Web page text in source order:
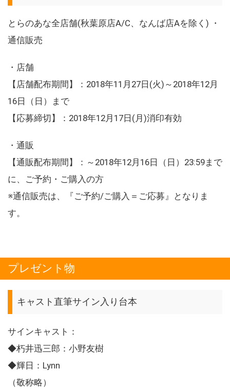
とらのあな全店舗(秋葉原店A/C、なんば店Aを除く) ・
通信販売
・店舗
【店舗配布期間】：2018年11月27日(火)～2018年12月
16日（日）まで
【応募締切】：2018年12月17日(月)消印有効
・通販
【通販配布期間】：～2018年12月16日（日）23:59まで
に、ご予約・ご購入の方
※通信販売は、『ご予約/ご購入＝ご応募』となりま
す。
プレゼント物
キャスト直筆サイン入り台本
サインキャスト：
◆朽井迅三郎：小野友樹
◆輝日：Lynn
（敬称略）